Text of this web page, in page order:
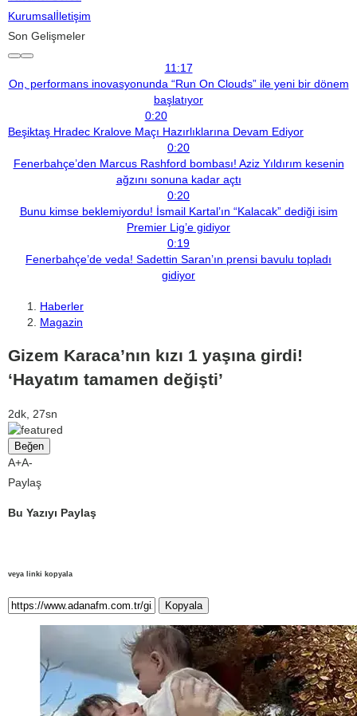
Kurumsalİletişim
Son Gelişmeler
11:17
On, performans inovasyonunda “Run On Clouds” ile yeni bir dönem
başlatıyor
0:20
Beşiktaş Hradec Kralove Maçı Hazırlıklarına Devam Ediyor
0:20
Fenerbahçe’den Marcus Rashford bombası! Aziz Yıldırım kesenin
ağzını sonuna kadar açtı
0:20
Bunu kimse beklemiyordu! İsmail Kartal’ın “Kalacak” dediği isim
Premier Lig’e gidiyor
0:19
Fenerbahçe’de veda! Sadettin Saran’ın prensi bavulu topladı
gidiyor
Haberler
Magazin
Gizem Karaca’nın kızı 1 yaşına girdi!
‘Hayatım tamamen değişti’
2dk, 27sn
Beğen
A+A-
Paylaş
Bu Yazıyı Paylaş
veya linki kopyala
Kopyala